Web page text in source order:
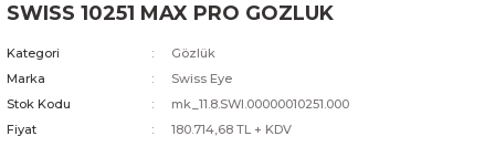
SWISS 10251 MAX PRO GOZLUK
Kategori
Gözlük
Marka
Swiss Eye
Stok Kodu
mk_11.8.SWI.00000010251.000
Fiyat
180.714,68 TL + KDV